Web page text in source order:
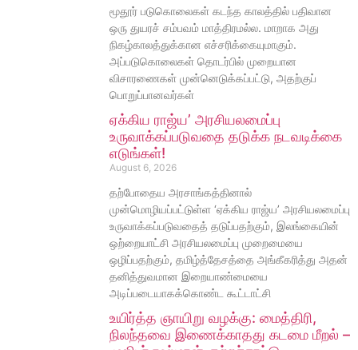
மூதூர் படுகொலைகள் கடந்த காலத்தில் பதிவான
ஒரு துயரச் சம்பவம் மாத்திரமல்ல. மாறாக அது
நிகழ்காலத்துக்கான எச்சரிக்கையுமாகும்.
அப்படுகொலைகள் தொடர்பில் முறையான
விசாரணைகள் முன்னெடுக்கப்பட்டு, அதற்குப்
பொறுப்பானவர்கள்
ஏக்கிய ராஜ்ய’ அரசியலமைப்பு
உருவாக்கப்படுவதை தடுக்க நடவடிக்கை
எடுங்கள்!
August 6, 2026
தற்போதைய அரசாங்கத்தினால்
முன்மொழியப்பட்டுள்ள ‘ஏக்கிய ராஜ்ய’ அரசியலமைப்பு
உருவாக்கப்படுவதைத் தடுப்பதற்கும், இலங்கையின்
ஒற்றையாட்சி அரசியலமைப்பு முறைமையை
ஒழிப்பதற்கும், தமிழ்த்தேசத்தை அங்கீகரித்து அதன்
தனித்துவமான இறையாண்மையை
அடிப்படையாகக்கொண்ட கூட்டாட்சி
உயிர்த்த ஞாயிறு வழக்கு: மைத்திரி,
நிலந்தவை இணைக்காதது கடமை மீறல் –